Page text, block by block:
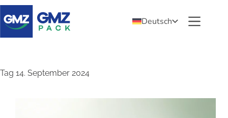
Deutsch
Tag 14. September 2024